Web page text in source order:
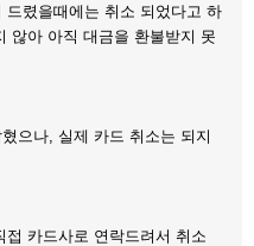
렸을때에는 취소 되었다고 하
않아 아직 대금을 환불받지 못
으나, 실제 카드 취소는 되지
카드사로 연락드려서 취소